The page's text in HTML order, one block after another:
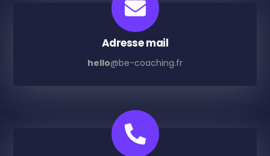
Adresse mail
hello@be-coaching.fr